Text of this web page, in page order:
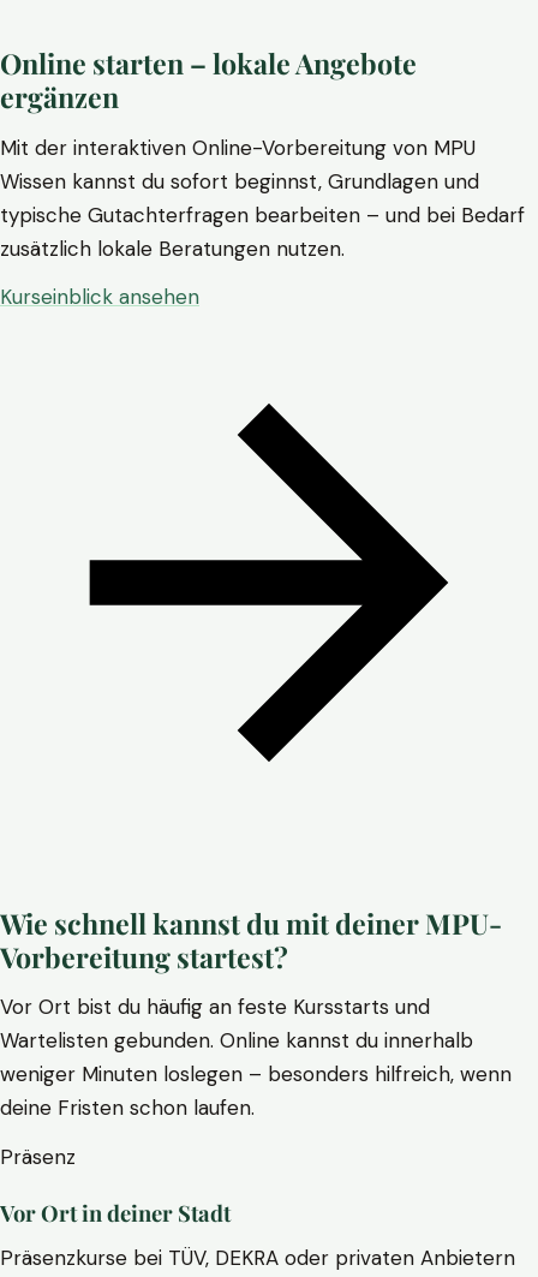
Online starten – lokale Angebote
ergänzen
Mit der interaktiven Online-Vorbereitung von MPU
Wissen kannst du sofort beginnst, Grundlagen und
typische Gutachterfragen bearbeiten – und bei Bedarf
zusätzlich lokale Beratungen nutzen.
Kurseinblick ansehen
Wie schnell kannst du mit deiner MPU-
Vorbereitung startest?
Vor Ort bist du häufig an feste Kursstarts und
Wartelisten gebunden. Online kannst du innerhalb
weniger Minuten loslegen – besonders hilfreich, wenn
deine Fristen schon laufen.
Präsenz
Vor Ort in deiner Stadt
Präsenzkurse bei TÜV, DEKRA oder privaten Anbietern